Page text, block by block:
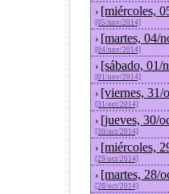
› [miércoles,
[05/nov/2014]
› [martes, 04/
[04/nov/2014]
› [sábado, 01/
[01/nov/2014]
› [viernes, 31/
[31/oct/2014]
› [jueves, 30/
[30/oct/2014]
› [miércoles,
[29/oct/2014]
› [martes, 28/
[28/oct/2014]